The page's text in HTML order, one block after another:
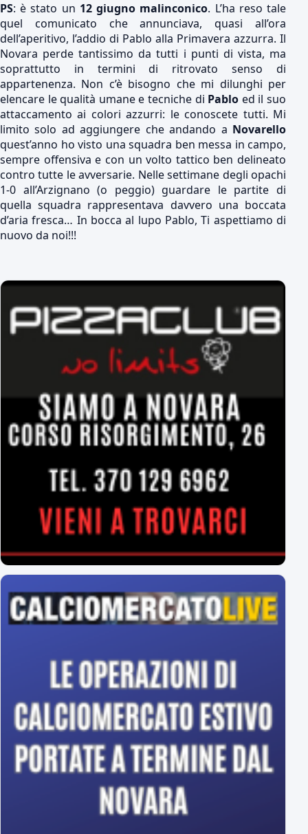
PS: è stato un 12 giugno malinconico. L’ha reso tale
quel comunicato che annunciava, quasi all’ora
dell’aperitivo, l’addio di Pablo alla Primavera azzurra. Il
Novara perde tantissimo da tutti i punti di vista, ma
soprattutto in termini di ritrovato senso di
appartenenza. Non c’è bisogno che mi dilunghi per
elencare le qualità umane e tecniche di Pablo ed il suo
attaccamento ai colori azzurri: le conoscete tutti. Mi
limito solo ad aggiungere che andando a Novarello
quest’anno ho visto una squadra ben messa in campo,
sempre offensiva e con un volto tattico ben delineato
contro tutte le avversarie. Nelle settimane degli opachi
1-0 all’Arzignano (o peggio) guardare le partite di
quella squadra rappresentava davvero una boccata
d’aria fresca… In bocca al lupo Pablo, Ti aspettiamo di
nuovo da noi!!!